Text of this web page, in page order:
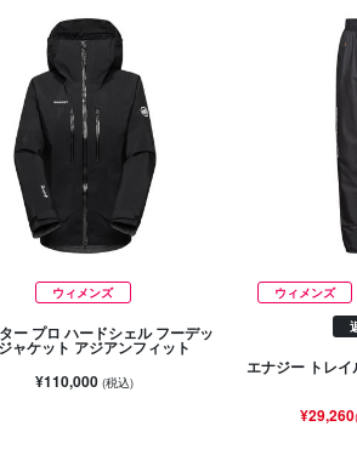
ウィメンズ
ー プロ ハードシェル フーデッ
ャケット アジアンフィット
¥110,000(税込)
ウィメンズ
エナジー トレ
¥29,260